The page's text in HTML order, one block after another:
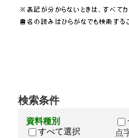
検索条件
資料種別
すべて選択
点